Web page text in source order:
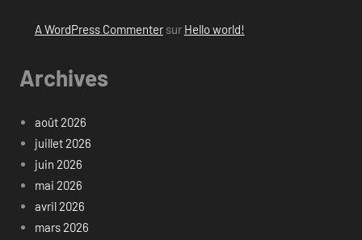
A WordPress Commentersur Hello world!
Archives
août 2026
juillet 2026
juin 2026
mai 2026
avril 2026
mars 2026